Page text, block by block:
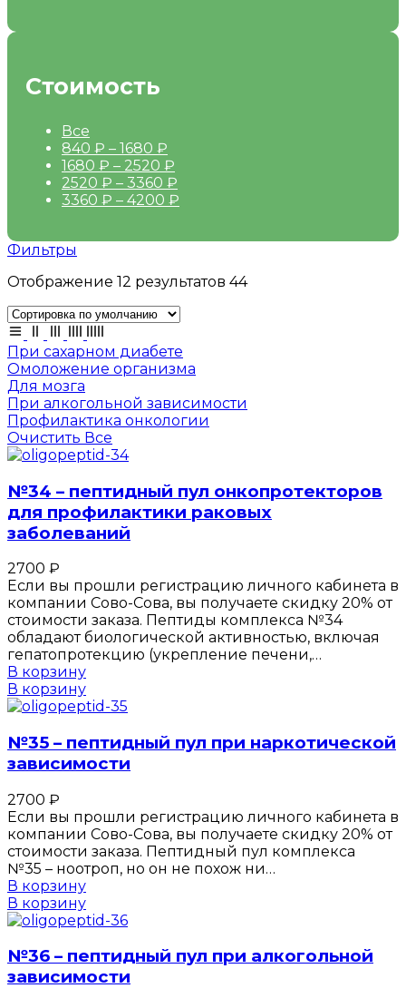
Стоимость
Все
840 ₽ – 1680 ₽
1680 ₽ – 2520 ₽
2520 ₽ – 3360 ₽
3360 ₽ – 4200 ₽
Фильтры
Отображение 12 результатов 44
При сахарном диабете
Омоложение организма
Для мозга
При алкогольной зависимости
Профилактика онкологии
Очистить Все
№34 – пептидный пул онкопротекторов
для профилактики раковых
заболеваний
2700 ₽
Если вы прошли регистрацию личного кабинета в
компании Сово-Сова, вы получаете скидку 20% от
стоимости заказа. Пептиды комплекса №34
обладают биологической активностью, включая
гепатопротекцию (укрепление печени,…
В корзину
В корзину
№35 – пептидный пул при наркотической
зависимости
2700 ₽
Если вы прошли регистрацию личного кабинета в
компании Сово-Сова, вы получаете скидку 20% от
стоимости заказа. Пептидный пул комплекса
№35 – ноотроп, но он не похож ни…
В корзину
В корзину
№36 – пептидный пул при алкогольной
зависимости